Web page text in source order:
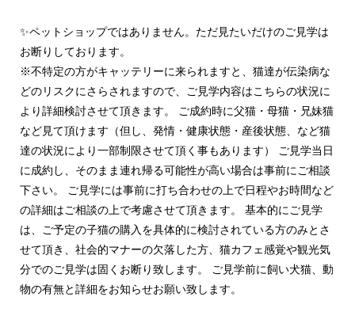
✨ペットショップではありません。ただ見たいだけのご見学は
お断りしております。
※不特定の方がキャッテリーに来られますと、猫達が伝染病な
どのリスクにさらされますので、ご見学内容はこちらの状況に
より詳細検討させて頂きます。 ご成約時に父猫・母猫・兄妹猫
など見て頂けます（但し、発情・健康状態・産後状態、など猫
達の状況により一部制限させて頂く事もあります） ご見学当日
に成約し、そのまま連れ帰る可能性が高い場合は事前にご相談
下さい。 ご見学には事前に打ち合わせの上で日程やお時間など
の詳細はご相談の上で考慮させて頂きます。 基本的にご見学
は、ご予定の子猫の購入を具体的に検討されている方のみとさ
せて頂き、社会的マナーの欠落した方、猫カフェ感覚や観光気
分でのご見学は固くお断り致します。 ご見学前に飼い犬猫、動
物の有無と詳細をお知らせお願い致します。